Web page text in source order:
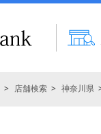
店舗検索 神奈川県